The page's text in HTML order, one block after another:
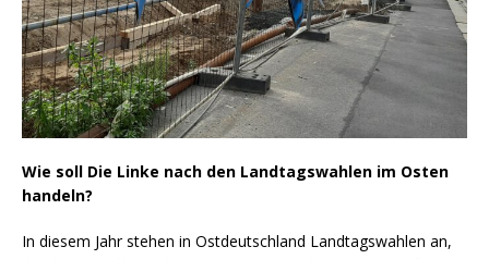
Wie soll Die Linke nach den Landtagswahlen im Osten
handeln?
In diesem Jahr stehen in Ostdeutschland Landtagswahlen an,